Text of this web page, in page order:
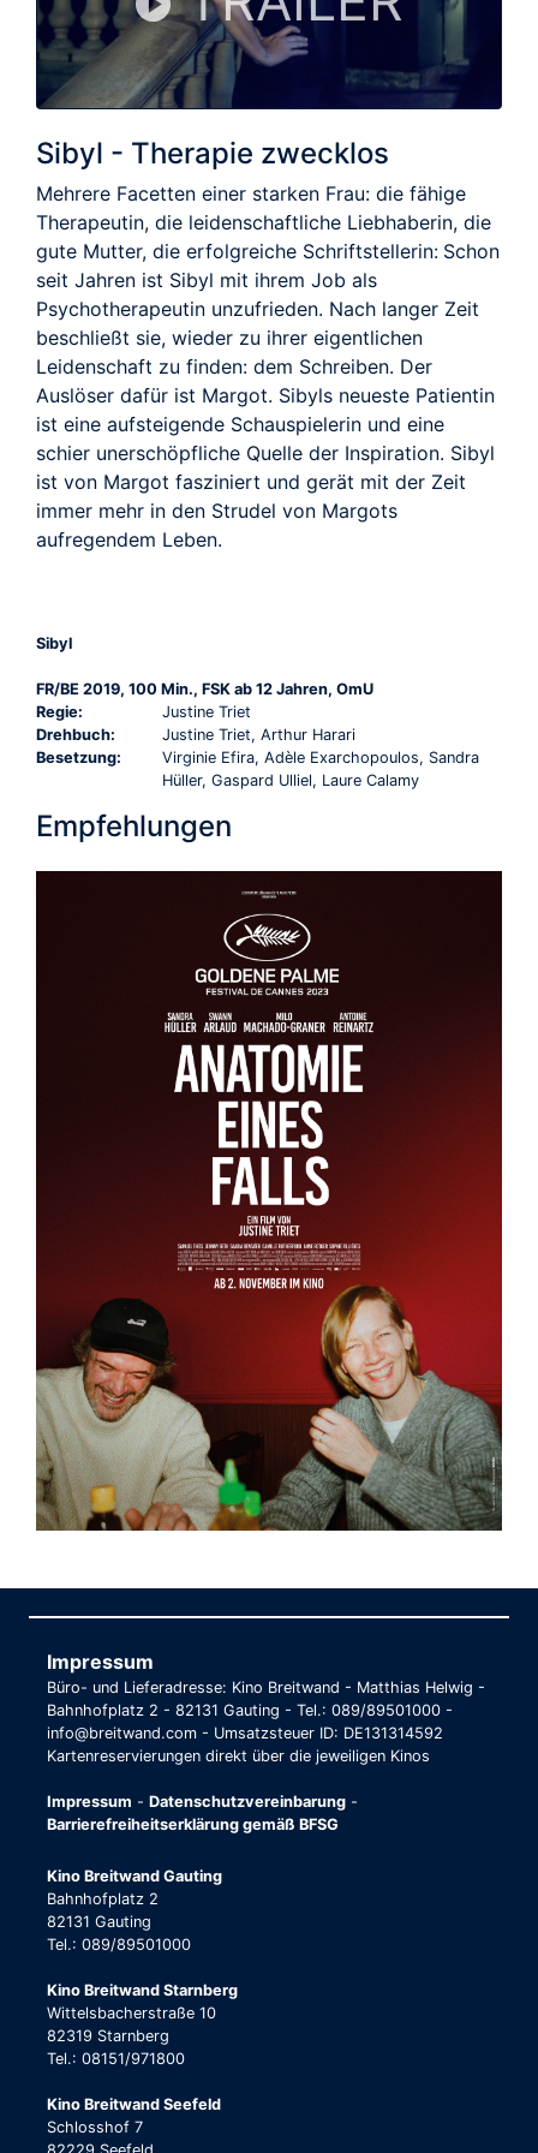
Sibyl - Therapie zwecklos
Mehrere Facetten einer starken Frau: die fähige
Therapeutin, die leidenschaftliche Liebhaberin, die
gute Mutter, die erfolgreiche Schriftstellerin: Schon
seit Jahren ist Sibyl mit ihrem Job als
Psychotherapeutin unzufrieden. Nach langer Zeit
beschließt sie, wieder zu ihrer eigentlichen
Leidenschaft zu finden: dem Schreiben. Der
Auslöser dafür ist Margot. Sibyls neueste Patientin
ist eine aufsteigende Schauspielerin und eine
schier unerschöpfliche Quelle der Inspiration. Sibyl
ist von Margot fasziniert und gerät mit der Zeit
immer mehr in den Strudel von Margots
aufregendem Leben.
Sibyl
FR/BE 2019, 100 Min., FSK ab 12 Jahren, OmU
Regie:
Justine Triet
Drehbuch:
Justine Triet, Arthur Harari
Besetzung:
Virginie Efira, Adèle Exarchopoulos, Sandra
Hüller, Gaspard Ulliel, Laure Calamy
Empfehlungen
Impressum
Büro- und Lieferadresse: Kino Breitwand - Matthias Helwig -
Bahnhofplatz 2 - 82131 Gauting - Tel.: 089/89501000 -
info@breitwand.com - Umsatzsteuer ID: DE131314592
Kartenreservierungen direkt über die jeweiligen Kinos
Impressum - Datenschutzvereinbarung -
Barrierefreiheitserklärung gemäß BFSG
Kino Breitwand Gauting
Bahnhofplatz 2
82131 Gauting
Tel.: 089/89501000
Kino Breitwand Starnberg
Wittelsbacherstraße 10
82319 Starnberg
Tel.: 08151/971800
Kino Breitwand Seefeld
Schlosshof 7